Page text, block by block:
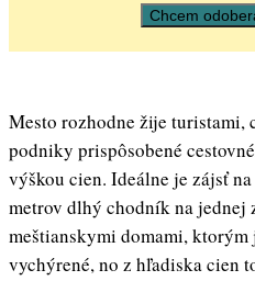
Mesto rozhodne žije turistami,
podniky prispôsobené
výškou cien. Ideálne je zájsť na
metrov dlhý chodník na
meštianskymi domami, ktorým
vychýrené, no z hľadiska cien